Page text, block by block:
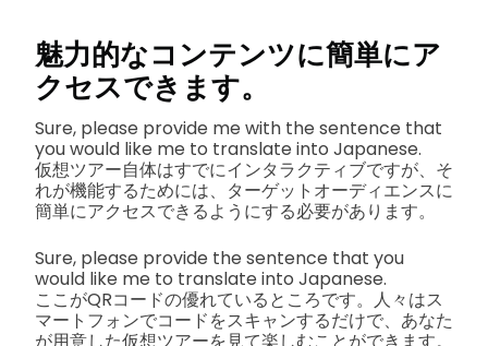
魅力的なコンテンツに簡単にア
クセスできます。
Sure, please provide me with the sentence that
you would like me to translate into Japanese.
仮想ツアー自体はすでにインタラクティブですが、そ
れが機能するためには、ターゲットオーディエンスに
簡単にアクセスできるようにする必要があります。
Sure, please provide the sentence that you
would like me to translate into Japanese.
ここがQRコードの優れているところです。人々はス
マートフォンでコードをスキャンするだけで、あなた
が用意した仮想ツアーを見て楽しむことができます。